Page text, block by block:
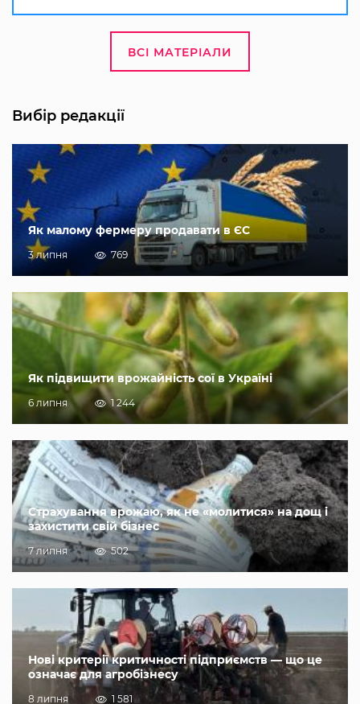
ВСІ МАТЕРІАЛИ
Вибір редакції
Як малому фермеру продавати в ЄС
3 липня 769
Як підвищити врожайність сої в Україні
6 липня 1 244
Страхування врожаю, як не «молитися» на дощ і
захистити свій бізнес
7 липня 502
Нові критерії критичності підприємств — що це
означає для агробізнесу
8 липня 1 581